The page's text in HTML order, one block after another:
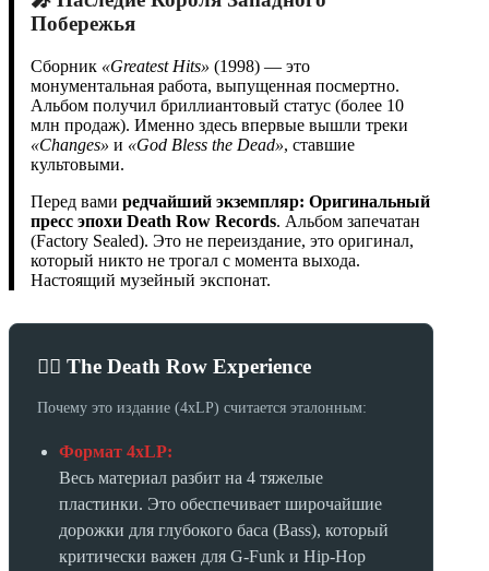
Побережья
Сборник «Greatest Hits» (1998) — это
монументальная работа, выпущенная посмертно.
Альбом получил бриллиантовый статус (более 10
млн продаж). Именно здесь впервые вышли треки
«Changes» и «God Bless the Dead», ставшие
культовыми.
Перед вами редчайший экземпляр: Оригинальный
пресс эпохи Death Row Records. Альбом запечатан
(Factory Sealed). Это не переиздание, это оригинал,
который никто не трогал с момента выхода.
Настоящий музейный экспонат.
🏴‍☠️ The Death Row Experience
Почему это издание (4xLP) считается эталонным:
Формат 4xLP:
Весь материал разбит на 4 тяжелые
пластинки. Это обеспечивает широчайшие
дорожки для глубокого баса (Bass), который
критически важен для G-Funk и Hip-Hop